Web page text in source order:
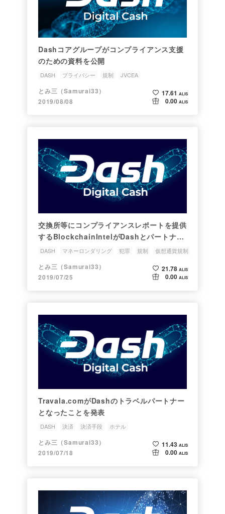
Dashコアグループがコンプライアンス支援
のための資料を公開
DASH プライバシー 規制 JVCEA
とみ三（Samurai33）
2019/08/08
17.61 ALIS
0.00 ALIS
交換所等にコンプライアンスレポートを提供
するBlockchainIntelがDashとパートナー
シップを締結
DASH マネーロンダリング 犯罪 規制 仮想通貨規制
とみ三（Samurai33）
2019/07/25
21.78 ALIS
0.00 ALIS
Travala.comがDashのトラベルパートナー
となったことを発表
DASH 決済 決済手段 ホテル
とみ三（Samurai33）
2019/07/18
11.43 ALIS
0.00 ALIS